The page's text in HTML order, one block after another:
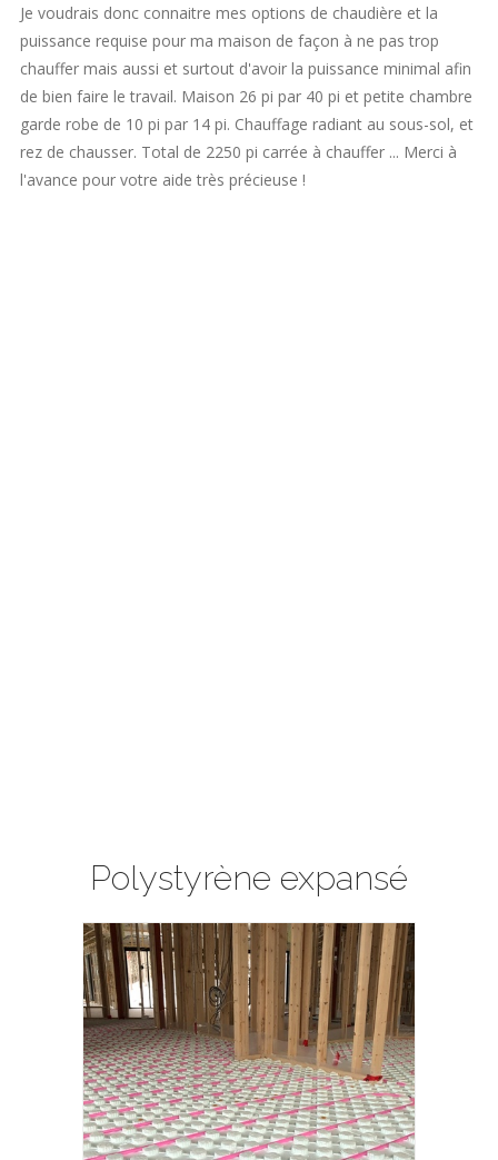
Je voudrais donc connaitre mes options de chaudière et la
puissance requise pour ma maison de façon à ne pas trop
chauffer mais aussi et surtout d'avoir la puissance minimal afin
de bien faire le travail. Maison 26 pi par 40 pi et petite chambre
garde robe de 10 pi par 14 pi. Chauffage radiant au sous-sol, et
rez de chausser. Total de 2250 pi carrée à chauffer ... Merci à
l'avance pour votre aide très précieuse !
Polystyrène expansé